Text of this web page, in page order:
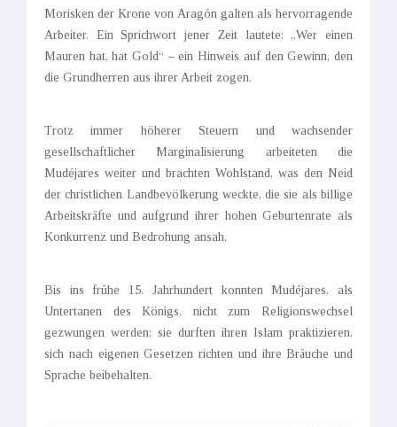
Morisken der Krone von Aragón galten als hervorragende
Arbeiter. Ein Sprichwort jener Zeit lautete: „Wer einen
Mauren hat, hat Gold“ – ein Hinweis auf den Gewinn, den
die Grundherren aus ihrer Arbeit zogen.
Trotz immer höherer Steuern und wachsender
gesellschaftlicher Marginalisierung arbeiteten die
Mudéjares weiter und brachten Wohlstand, was den Neid
der christlichen Landbevölkerung weckte, die sie als billige
Arbeitskräfte und aufgrund ihrer hohen Geburtenrate als
Konkurrenz und Bedrohung ansah.
Bis ins frühe 15. Jahrhundert konnten Mudéjares, als
Untertanen des Königs, nicht zum Religionswechsel
gezwungen werden; sie durften ihren Islam praktizieren,
sich nach eigenen Gesetzen richten und ihre Bräuche und
Sprache beibehalten.